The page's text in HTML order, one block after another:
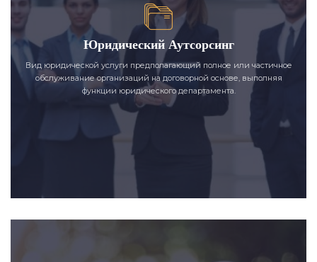
Юридический Аутсорсинг
Вид юридической услуги предполагающий полное или частичное
обслуживание организаций на договорной основе, выполняя
функции юридического департамента.